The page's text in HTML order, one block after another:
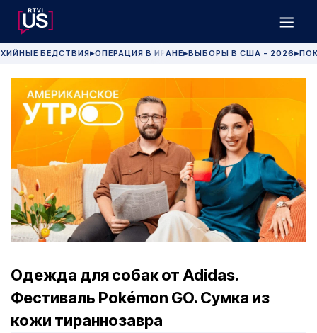
БЕДСТВИЯ▶ОПЕРАЦИЯ В ИРАНЕ▶ВЫБОРЫ В США - 2026 ▶
Одежда для собак от Adidas.
Фестиваль Pokémon GO. Сумка из
кожи тираннозавра